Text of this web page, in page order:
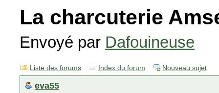
La charcuterie
Envoyé par Dafouineuse
Liste des forums Index du forum Nouveau sujet
eva55